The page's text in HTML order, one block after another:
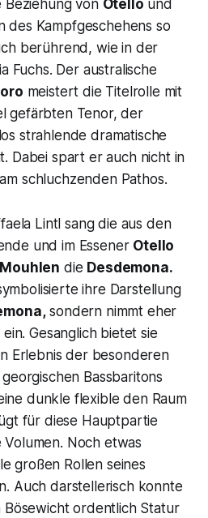
Beziehung von Otello und
des Kampfgeschehens so
berührend, wie in der
Fuchs. Der australische
meistert die Titelrolle mit
gefärbten Tenor, der
strahlende dramatische
Dabei spart er auch nicht in
schluchzenden Pathos.
Lintl sang die aus den
und im Essener Otello
die Desdemona.
ihre Darstellung
sondern nimmt eher
Gesanglich bietet sie
Erlebnis der besonderen
Bassbaritons
dunkle flexible den Raum
für diese Hauptpartie
Noch etwas
großen Rollen seines
Auch darstellerisch konnte
ordentlich Statur